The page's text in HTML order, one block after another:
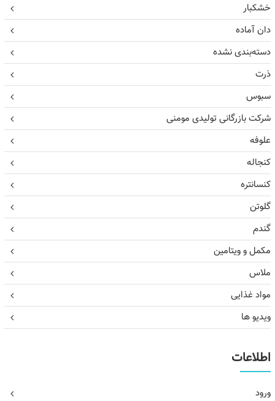
خشکبار
دان آماده
دسته‌بندی نشده
ذرت
سبوس
شرکت بازرگانی تولیدی مومنی
علوفه
کنجاله
کنسانتره
گلوتن
گندم
مکمل و ویتامین
ملاس
مواد غذایی
ویدیو ها
اطلاعات
ورود